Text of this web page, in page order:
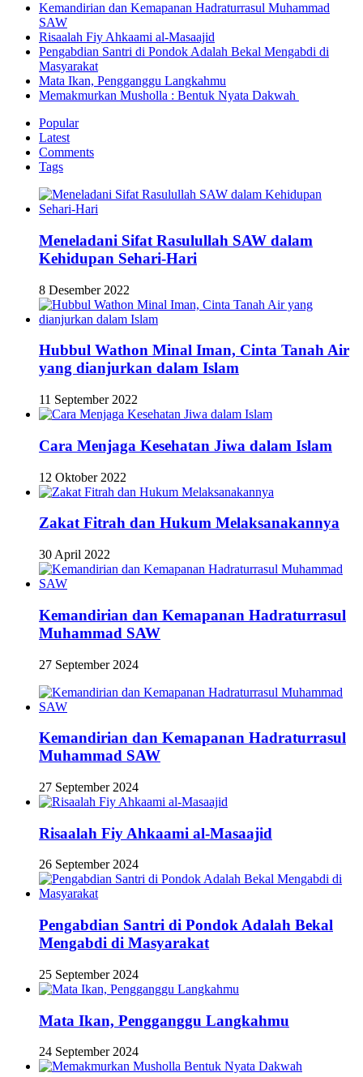
Kemandirian dan Kemapanan Hadraturrasul Muhammad
SAW
Risaalah Fiy Ahkaami al-Masaajid
Pengabdian Santri di Pondok Adalah Bekal Mengabdi di
Masyarakat
Mata Ikan, Pengganggu Langkahmu
Memakmurkan Musholla : Bentuk Nyata Dakwah
Popular
Latest
Comments
Tags
Meneladani Sifat Rasulullah SAW dalam
Kehidupan Sehari-Hari
8 Desember 2022
Hubbul Wathon Minal Iman, Cinta Tanah Air
yang dianjurkan dalam Islam
11 September 2022
Cara Menjaga Kesehatan Jiwa dalam Islam
12 Oktober 2022
Zakat Fitrah dan Hukum Melaksanakannya
30 April 2022
Kemandirian dan Kemapanan Hadraturrasul
Muhammad SAW
27 September 2024
Kemandirian dan Kemapanan Hadraturrasul
Muhammad SAW
27 September 2024
Risaalah Fiy Ahkaami al-Masaajid
26 September 2024
Pengabdian Santri di Pondok Adalah Bekal
Mengabdi di Masyarakat
25 September 2024
Mata Ikan, Pengganggu Langkahmu
24 September 2024